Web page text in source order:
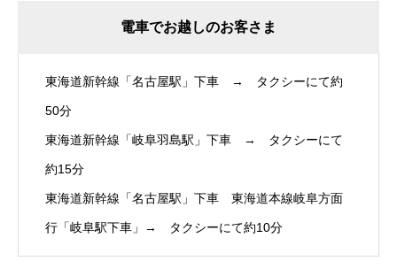
電車でお越しのお客さま
東海道新幹線「名古屋駅」下車 → タクシーにて約
50分
東海道新幹線「岐阜羽島駅」下車 → タクシーにて
約15分
東海道新幹線「名古屋駅」下車 東海道本線岐阜方面
行「岐阜駅下車」→ タクシーにて約10分